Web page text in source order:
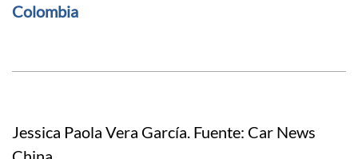
Colombia
Jessica Paola Vera García. Fuente: Car News